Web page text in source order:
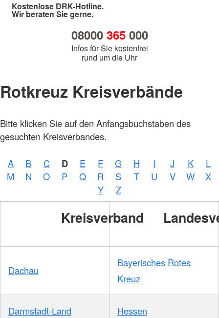
Kostenlose DRK-Hotline.
Wir beraten Sie gerne.
08000 365000
Infos für Sie kostenfrei
rund um die Uhr
Rotkreuz Kreisverbände
Bitte klicken Sie auf den Anfangsbuchstaben des
gesuchten Kreisverbandes.
A B C D E F G H I J K
L
M
N O P Q R S T U V W
X
Y
Z
Kreisverband
Dachau
Bayerisches Rotes
Kreuz
Darmstadt-Land Hessen
Foto:
Zelck /
GmbH